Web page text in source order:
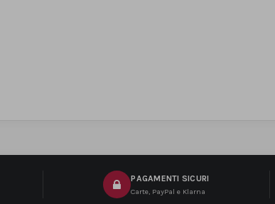
PAGAMENTI SICURI
Carte, PayPal e Klarna